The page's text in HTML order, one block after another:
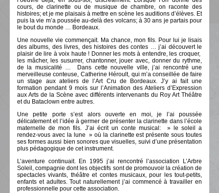
cours, de clarinette ou de musique de chambre, on raconte des
histoires; et je me plaisais à mettre en scène les auditions d’élèves. Et
puis la vie m’a poussée au-delà des volcans; à 30 ans je partais pour
le bout du monde … Bordeaux.
Une nouvelle vie commençait. Ma chance, mon fils. Pour lui je lisais
des albums, des livres, des histoires des contes … j’ai découvert le
plaisir de lire à voix haute ! Donner les mots à entendre, les croquer,
les mâcher, les susurrer, chantonner, jouer avec, donner du rythme,
de la musicalité … Dans cette nouvelle ville, j’ai rencontré une
merveilleuse conteuse, Catherine Héroult, qui m’a conseillée de faire
un stage aux ateliers de l’Art Cru de Bordeaux. J’y ai fait une
formation pendant 9 mois sur l’Animation des Ateliers d’Expression
aux Arts de la Scène avec différents intervenants du Roy Art Théâtre
et du Bataclown entre autres.
Une petite porte s’est alors ouverte en moi, je l’ai poussée
délicatement et l’idée à germer de présenter la clarinette dans l’école
maternelle de mon fils. J’ai écrit un conte musical: » le soleil a
rendez-vous avec la lune » où la clarinette est présente sous toutes
ses formes aussi bien sonores que visuelles, suivi d’une présentation
plus pédagogique de cet instrument.
L’aventure continuait. En 1995 j’ai rencontré l’association L’Arbre
Soleil, compagnie dont les objectifs sont de promouvoir la création de
spectacles vivants, théâtre et contes musicaux, pour les tout-petits,
enfants et adultes. Tout naturellement j’ai commencé à travailler en
professionnelle pour cette association.